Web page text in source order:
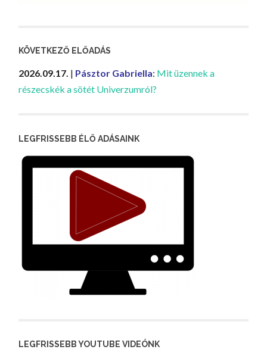
KÖVETKEZŐ ELŐADÁS
2026.09.17. | Pásztor Gabriella: Mit üzennek a
részecskék a sötét Univerzumról?
LEGFRISSEBB ÉLŐ ADÁSAINK
LEGFRISSEBB YOUTUBE VIDEÓNK